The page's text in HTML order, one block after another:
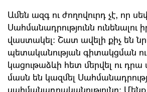
Ամեն ազգ ու ժողովուրդ չէ, որ
Սահմանադրությունն ունենալու
վաստակել: Շատ ավելի քիչ են
պետականության գիտակցման
կացութաձևի հետ մերվել ու
մասն են կազմել
սահմանադրականությունը: